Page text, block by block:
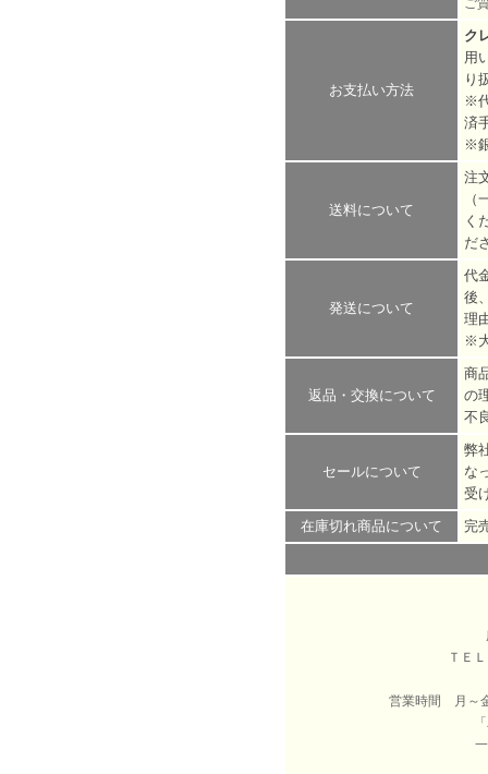
ご
お支払い方法
ク
用
り
※
済
※
送料について
注
く
だ
発送について
代
後
理
※
返品・交換について
商
の
不
セールについて
弊
な
受
在庫切れ商品について
完
ＴＥ
営業時間 月～